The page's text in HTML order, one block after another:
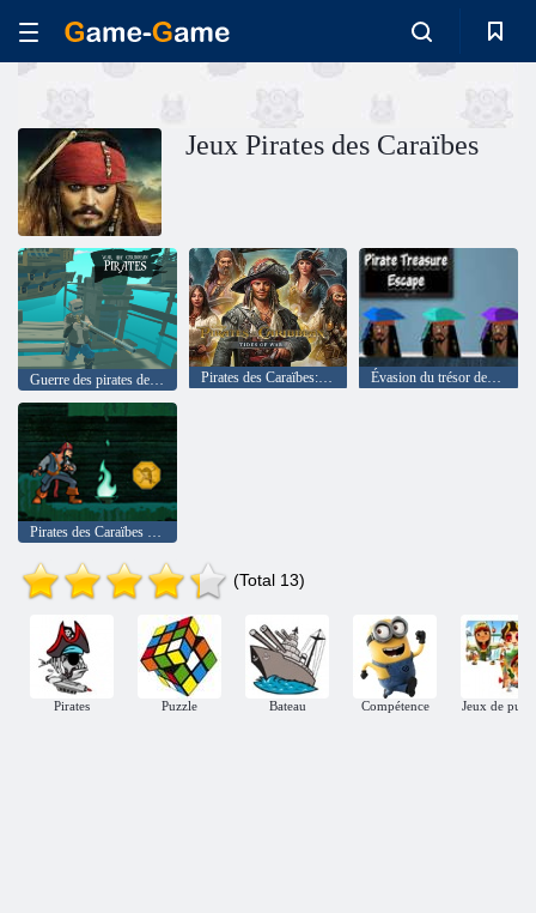
Jeux Pirates des Caraïbes
Guerre des pirates des Caraïbes Pirates des Caraïbes: marées de la guerre Évasion du trésor des pirates
Pirates des Caraïbes - profondeurs de la Dutchman
(Total 13)
Pirates Puzzle Bateau Compétence Jeux de